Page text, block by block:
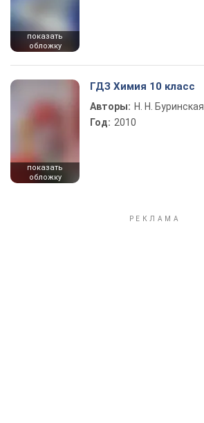
показать
обложку
показать
обложку
ГДЗ Химия 10 класс
Авторы: Н. Н. Буринская
Год: 2010